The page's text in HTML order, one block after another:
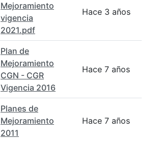
Mejoramiento
vigencia
2021.pdf
Hace 3 años
Plan de
Mejoramiento
CGN - CGR
Vigencia 2016
Hace 7 años
Planes de
Mejoramiento
2011
Hace 7 años